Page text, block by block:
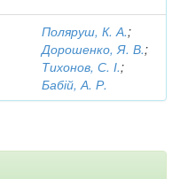
Поляруш, К. А.;
Дорошенко, Я. В.;
Тихонов, С. І.;
Бабій, А. Р.